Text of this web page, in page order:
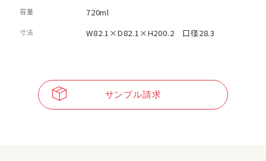
容量 720ml
寸法 W82.1×D82.1×H200.2 口径28.3
サンプル請求